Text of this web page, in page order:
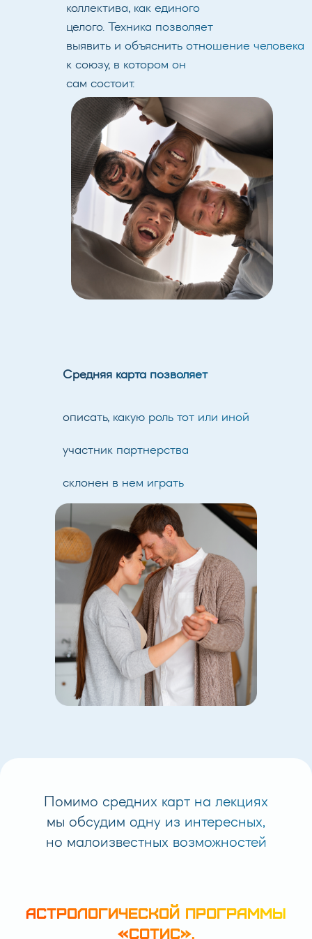
коллектива, как единого
целого. Техника позволяет
выявить и объяснить отношение человека
к союзу, в котором он
сам состоит.
Средняя карта позволяет
описать, какую роль тот или иной
участник партнерства
склонен в нем играть
Помимо средних карт на лекциях
мы обсудим одну из интересных,
но малоизвестных возможностей
АСТРОЛОГИЧЕСКОЙ ПРОГРАММЫ
«СОТИС»,